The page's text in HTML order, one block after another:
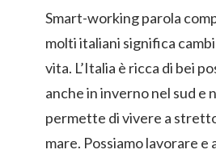
Smart-working parola
molti italiani significa
vita. L’Italia è ricca di bei
anche in inverno nel sud e
permette di vivere a
mare. Possiamo lavorare e